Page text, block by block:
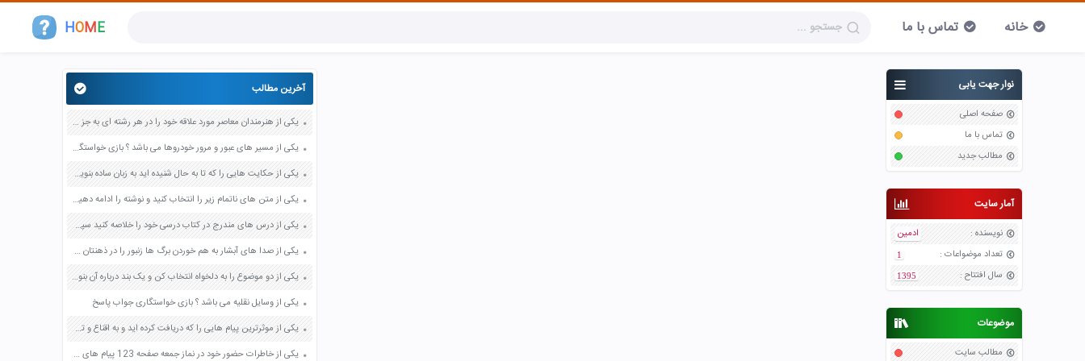
HOME خانه تماس با ما
نوار جهت یابی
صفحه اصلی
تماس با ما
مطالب جدید
آمار سایت
نویسنده :
ادمین
تعداد موضواعات :
1
سال افتتاح :
1395
موضوعات
مطالب سایت
آخرین مطالب
یکی از هنرمندان معاصر مورد علاقه خود را در هر رشته ای به جز عکاسی صفحه 69 فرهنگ و هنر نهم
یکی از مسیر های عبور و مرور خودروها می باشد ؟ بازی خواستگاری جواب پاسخ
یکی از حکایت هایی را که تا به حال شنیده اید به زبان ساده بنویسید صفحه 97 نگارش ششم دبستان
یکی از متن های ناتمام زیر را انتخاب کنید و نوشته را ادامه دهید صفحه 73 و 74 کتاب نگارش فارسی پنجم دبستان
یکی از درس های مندرج در کتاب درسی خود را خلاصه کنید سپس متن خلاصه شده را با بهره گیری از روش های دسته بندی نمودار جدول نقشه مفهومی نشان دهید صفحه 118 نگارش یازدهم
یکی از صدا های آبشار به هم خوردن برگ ها زنبور را در ذهنتان مجسم کنید و درباره آن یک بند بنویسید صفحه 11 نگارش پنجم
یکی از دو موضوع را به دلخواه انتخاب کن و یک بند درباره آن بنویس صفحه 35 کتاب نگارش فارسی سوم
یکی از وسایل نقلیه می باشد ؟ بازی خواستگاری جواب پاسخ
یکی از موثرترین پیام هایی را که دریافت کرده اید و به اقناع و تغییری جدی در شما منجر شده است برسی کنید و علت این تاثیر گذاری قابل توجه را بنویسید صفحه 52 تفکر و سواد رسانه ای دهم
یکی از خاطرات حضور خود در نماز جمعه صفحه 123 پیام های آسمان هفتم